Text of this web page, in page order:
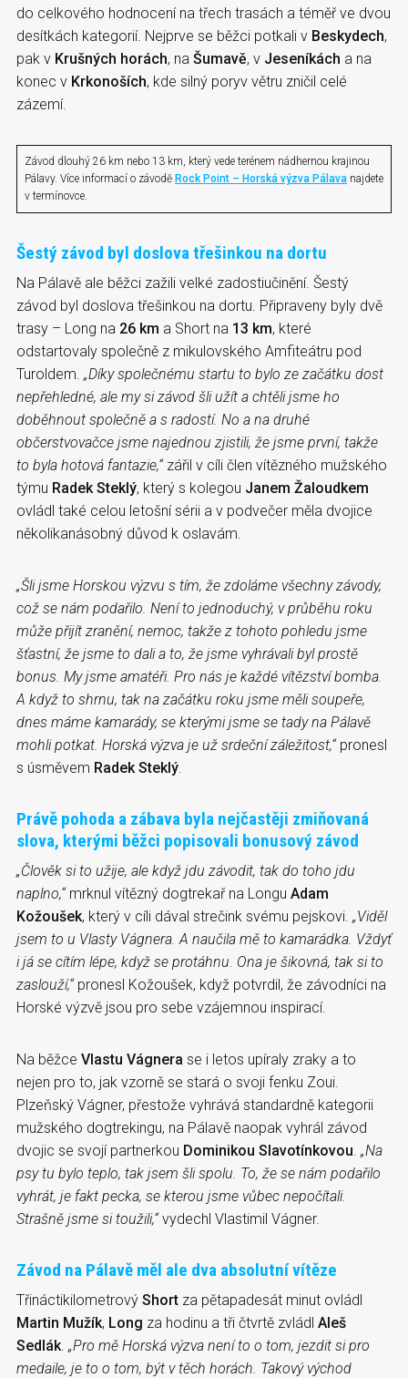
do celkového hodnocení na třech trasách a téměř ve dvou
desítkách kategorií. Nejprve se běžci potkali v Beskydech,
pak v Krušných horách, na Šumavě, v Jeseníkách a na
konec v Krkonoších, kde silný poryv větru zničil celé
zázemí.
Závod dlouhý 26 km nebo 13 km, který vede terénem nádhernou krajinou
Pálavy. Více informací o závodě Rock Point – Horská výzva Pálava najdete
v termínovce.
Šestý závod byl doslova třešinkou na dortu
Na Pálavě ale běžci zažili velké zadostiučinění. Šestý
závod byl doslova třešinkou na dortu. Připraveny byly dvě
trasy – Long na 26 km a Short na 13 km, které
odstartovaly společně z mikulovského Amfiteátru pod
Turoldem. „Díky společnému startu to bylo ze začátku dost
nepřehledné, ale my si závod šli užít a chtěli jsme ho
doběhnout společně a s radostí. No a na druhé
občerstvovačce jsme najednou zjistili, že jsme první, takže
to byla hotová fantazie,“zářil v cíli člen vítězného mužského
týmu Radek Steklý, který s kolegou Janem Žaloudkem
ovládl také celou letošní sérii a v podvečer měla dvojice
několikanásobný důvod k oslavám.
„Šli jsme Horskou výzvu s tím, že zdoláme všechny závody,
což se nám podařilo. Není to jednoduchý, v průběhu roku
může přijít zranění, nemoc, takže z tohoto pohledu jsme
šťastní, že jsme to dali a to, že jsme vyhrávali byl prostě
bonus. My jsme amatéři. Pro nás je každé vítězství bomba.
A když to shrnu, tak na začátku roku jsme měli soupeře,
dnes máme kamarády, se kterými jsme se tady na Pálavě
mohli potkat. Horská výzva je už srdeční záležitost,“pronesl
s úsměvem Radek Steklý
Právě pohoda a zábava byla nejčastěji zmiňovaná
slova, kterými běžci popisovali bonusový závod
„Člověk si to užije, ale když jdu závodit, tak do toho jdu
naplno,“mrknul vítězný dogtrekař na Longu Adam
Kožoušek, který v cíli dával strečink svému pejskovi. „Viděl
jsem to u Vlasty Vágnera. A naučila mě to kamarádka. Vždyť
i já se cítím lépe, když se protáhnu. Ona je šikovná, tak si to
zaslouží,“pronesl Kožoušek, když potvrdil, že závodníci na
Horské výzvě jsou pro sebe vzájemnou inspirací.
Na běžce Vlastu Vágnera se i letos upíraly zraky a to
nejen pro to, jak vzorně se stará o svoji fenku Zoui.
Plzeňský Vágner, přestože vyhrává standardně kategorii
mužského dogtrekingu, na Pálavě naopak vyhrál závod
dvojic se svojí partnerkou Dominikou Slavotínkovou „Na
psy tu bylo teplo, tak jsem šli spolu. To, že se nám podařilo
vyhrát, je fakt pecka, se kterou jsme vůbec nepočítali.
Strašně jsme si toužili,“vydechl Vlastimil Vágner.
Závod na Pálavě měl ale dva absolutní vítěze
Třináctikilometrový Short za pětapadesát minut ovládl
Martin Mužík, Long za hodinu a tři čtvrtě zvládl Aleš
Sedlák „Pro mě Horská výzva není to o tom, jezdit si pro
medaile, je to o tom, být v těch horách. Takový východ